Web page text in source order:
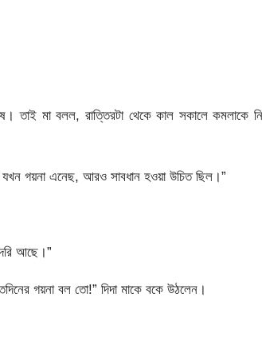
তাই মা বলল, রাত্তিরটা থেকে কাল সকালে কমলাকে
যখন গয়না এনেছ, আরও সাবধান হওয়া উচিত ছিল।”
আছে।”
গয়না বল তো!” দিদা মাকে বকে উঠলেন।